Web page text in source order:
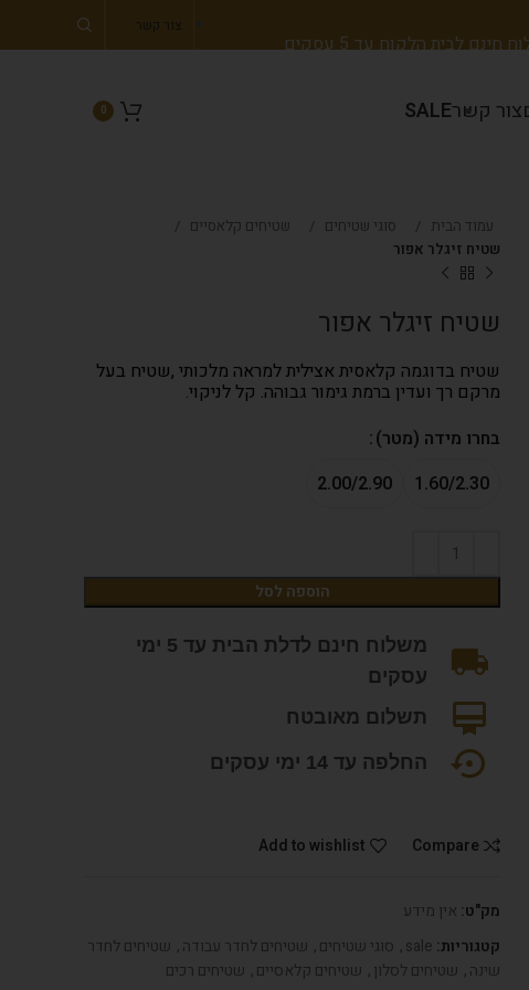
חינם לבית הלקוח עד 5 עסקים
צור קשר
צור קשרSALE
0
עמוד הבית סוגי שטיחים
שטיחים קלאסיים
שטיח זיגלר אפור
שטיח זיגלר אפור
שטיח בדוגמה קלאסית אצילית למראה מלכותי ,שטיח בעל
מרקם רך ועדין ברמת גימור גבוהה. קל לניקוי.
בחרו מידה (מטר)
1.60/2.30
2.00/2.90
הוספה לסל
משלוח חינם לדלת הבית עד 5 ימי
עסקים
תשלום מאובטח
החלפה עד 14 ימי עסקים
Compare
Add to wishlist
מק"ט: אין מידע
קטגוריות: sale
, סוגי שטיחים, שטיחים לחדר עבודה, שטיחים לחדר
שינה, שטיחים לסלון, שטיחים קלאסיים, שטיחים רכים